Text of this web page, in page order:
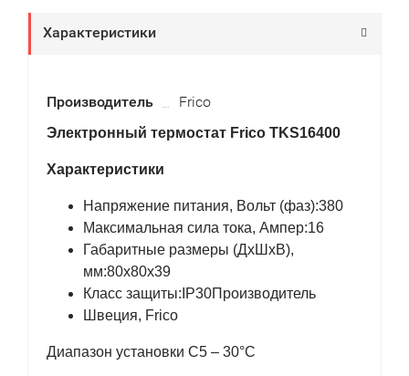
Характеристики
Производитель Frico
Электронный термостат Frico ТKS16400
Характеристики
Напряжение питания, Вольт (фаз):380
Максимальная сила тока, Ампер:16
Габаритные размеры (ДхШхВ),
мм:80x80x39
Класс защиты:IP30Производитель
Швеция, Frico
Диапазон установки С5 – 30°C